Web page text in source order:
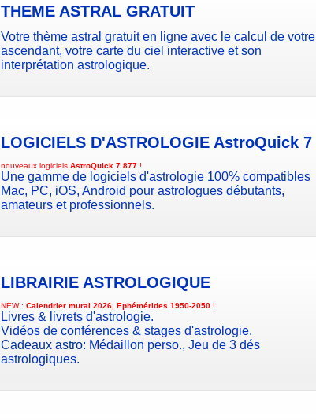
THEME ASTRAL GRATUIT
Votre thème astral gratuit en ligne avec le calcul de votre
ascendant, votre carte du ciel interactive et son
interprétation astrologique.
LOGICIELS D'ASTROLOGIE AstroQuick 7
nouveaux logiciels AstroQuick 7.877 !
Une gamme de logiciels d'astrologie 100% compatibles
Mac, PC, iOS, Android pour astrologues débutants,
amateurs et professionnels.
LIBRAIRIE ASTROLOGIQUE
NEW : Calendrier mural 2026, Ephémérides 1950-2050 !
Livres & livrets d'astrologie.
Vidéos de conférences & stages d'astrologie.
Cadeaux astro: Médaillon perso., Jeu de 3 dés
astrologiques.